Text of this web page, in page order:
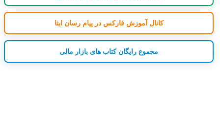
کانال آموزش فارکس در پیام رسان ایتا
مجموع رایگان کتاب های بازار مالی